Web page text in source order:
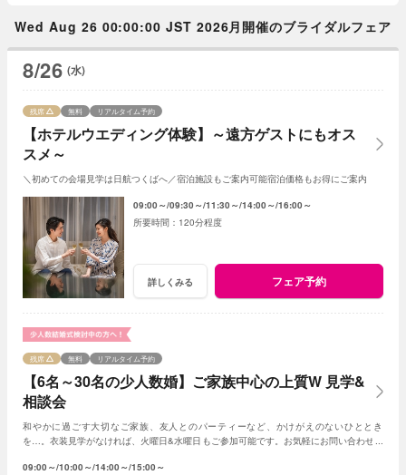
Wed Aug 26 00:00:00 JST 2026月開催のブライダルフェア
8/26 (水)
【ホテルウエディング体験】～遠方ゲストにもオス
スメ～
残席 無料 リアルタイム予約
＼初めての会場見学は日航つくばへ／宿泊施設もご案内可能宿泊価格もお得にご案内
09:00～ 09:30～ 11:30～ 14:00～ 16:00～
120分程度
詳しくみる フェア予約
【6名～30名の少人数婚】ご家族中心の上質W 見学&
相談会
残席 無料 リアルタイム予約
和やかに過ごす大切なご家族、友人とのパーティーなど、かけがえのないひととき
を…。衣装見学がなければ、火曜日&水曜日もご参加可能です。お気軽にお問い合わせく
09:00～ 10:00～ 14:00～ 15:00～